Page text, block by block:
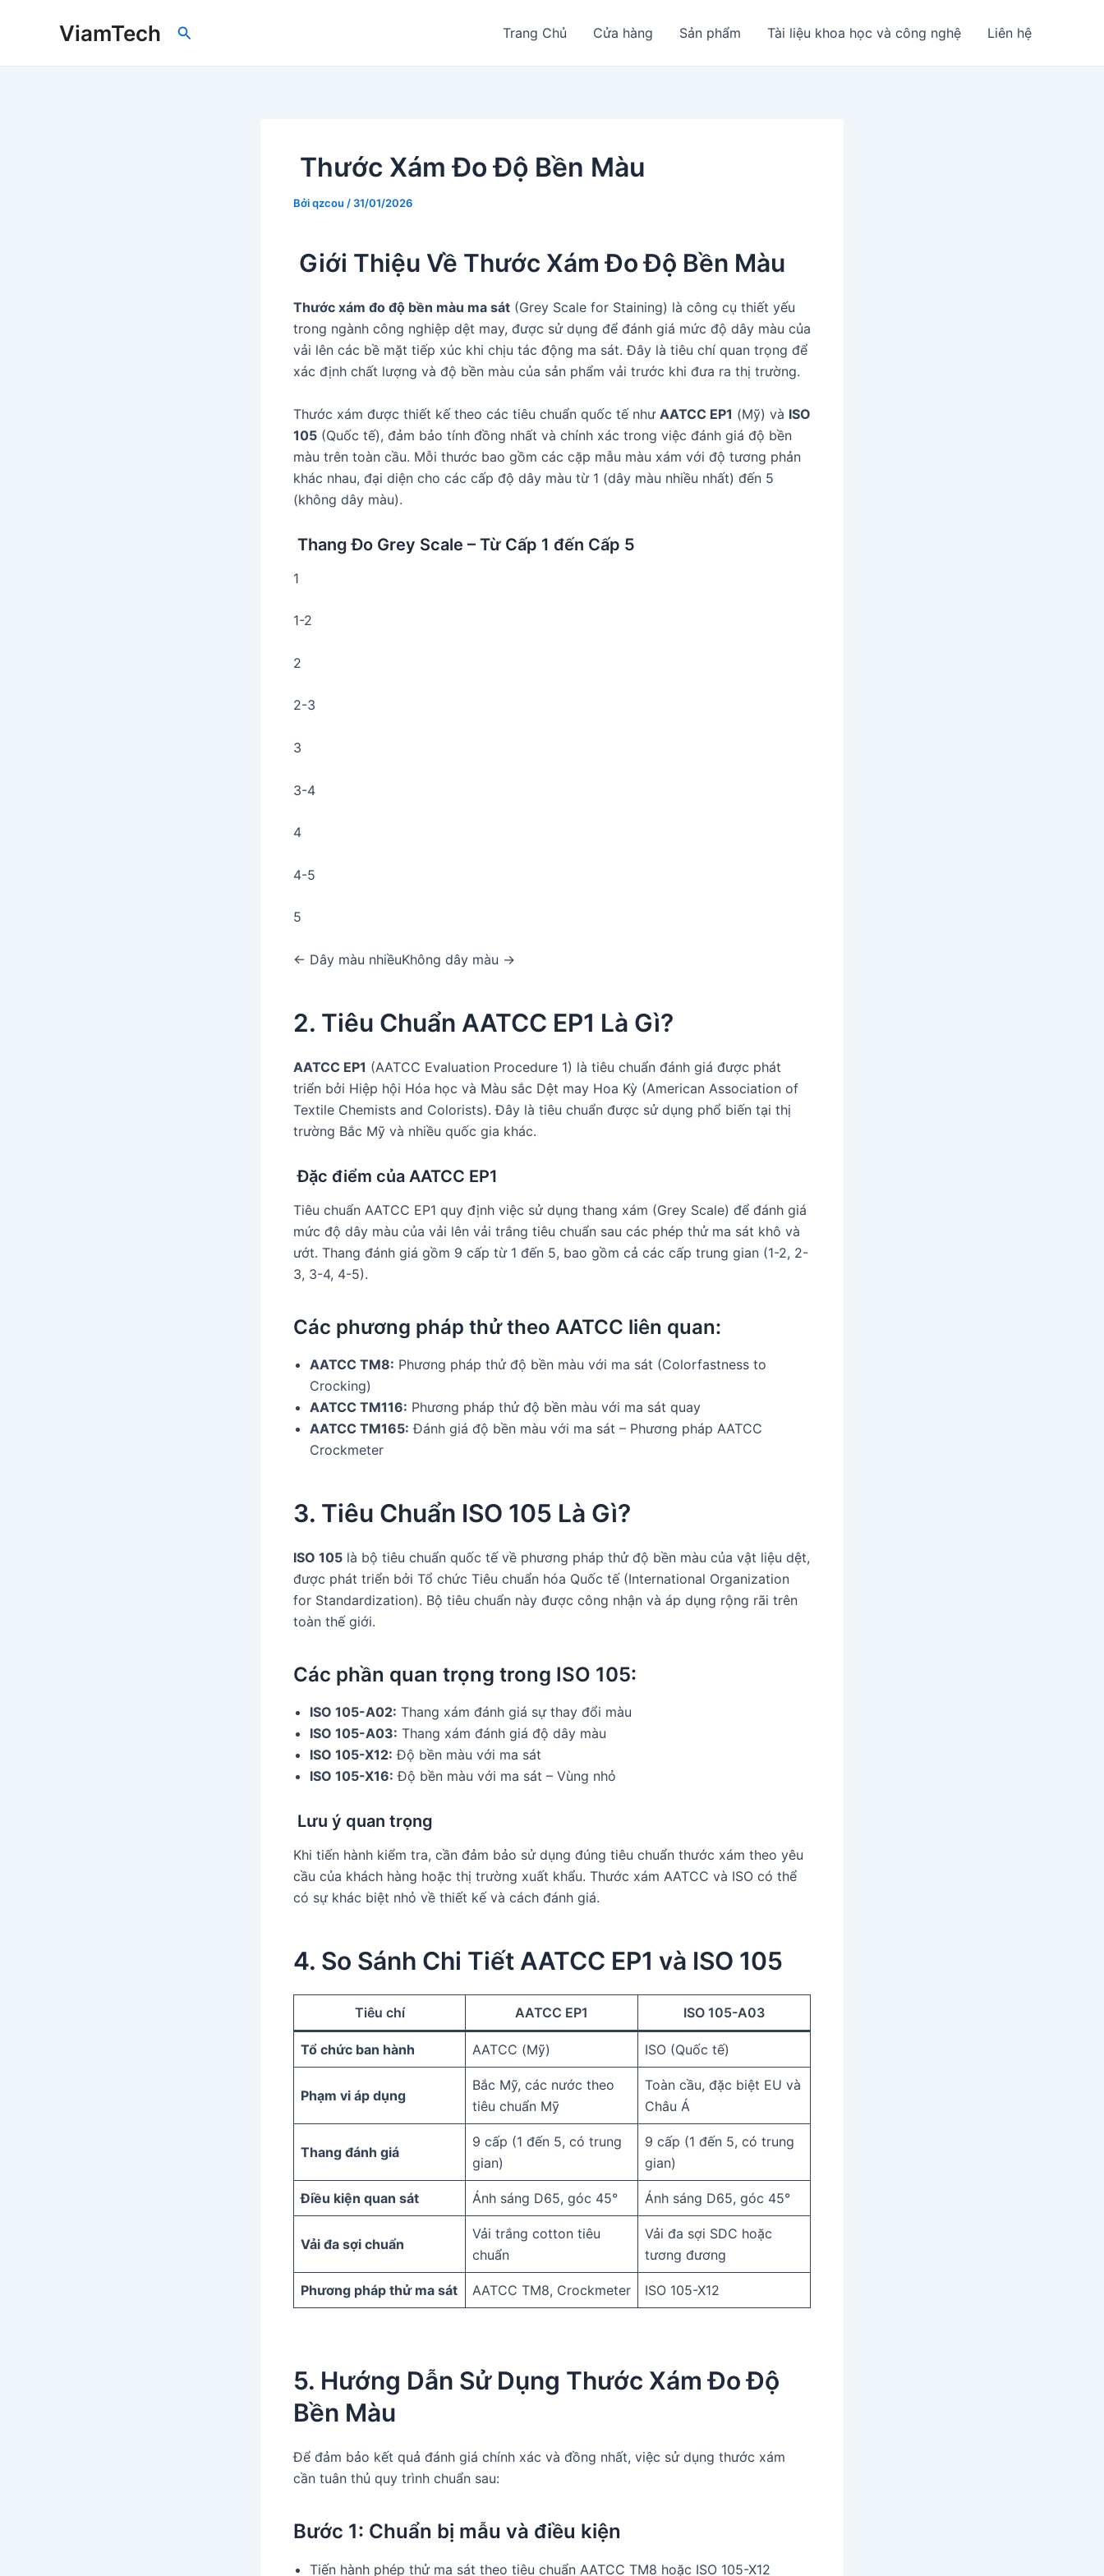
ViamTech
Tìm
Trang Chủ Cửa hàng Sản phẩm Tài liệu khoa học và công nghệ Liên hệ
Thước Xám Đo Độ Bền Màu
Bởiqzcou / 31/01/2026
Giới Thiệu Về Thước Xám Đo Độ Bền Màu
Thước xám đo độ bền màu ma sát (Grey Scale for Staining) là công cụ thiết yếu
trong ngành công nghiệp dệt may, được sử dụng để đánh giá mức độ dây màu của
vải lên các bề mặt tiếp xúc khi chịu tác động ma sát. Đây là tiêu chí quan trọng để
xác định chất lượng và độ bền màu của sản phẩm vải trước khi đưa ra thị trường.
Thước xám được thiết kế theo các tiêu chuẩn quốc tế như AATCC EP1 (Mỹ) và ISO
105 (Quốc tế), đảm bảo tính đồng nhất và chính xác trong việc đánh giá độ bền
màu trên toàn cầu. Mỗi thước bao gồm các cặp mẫu màu xám với độ tương phản
khác nhau, đại diện cho các cấp độ dây màu từ 1 (dây màu nhiều nhất) đến 5
(không dây màu).
Thang Đo Grey Scale – Từ Cấp 1 đến Cấp 5
1
1-2
2
2-3
3
3-4
4
4-5
5
← Dây màu nhiềuKhông dây màu →
2. Tiêu Chuẩn AATCC EP1 Là Gì?
AATCC EP1 (AATCC Evaluation Procedure 1) là tiêu chuẩn đánh giá được phát
triển bởi Hiệp hội Hóa học và Màu sắc Dệt may Hoa Kỳ (American Association of
Textile Chemists and Colorists). Đây là tiêu chuẩn được sử dụng phổ biến tại thị
trường Bắc Mỹ và nhiều quốc gia khác.
Đặc điểm của AATCC EP1
Tiêu chuẩn AATCC EP1 quy định việc sử dụng thang xám (Grey Scale) để đánh giá
mức độ dây màu của vải lên vải trắng tiêu chuẩn sau các phép thử ma sát khô và
ướt. Thang đánh giá gồm 9 cấp từ 1 đến 5, bao gồm cả các cấp trung gian (1-2, 2-
3, 3-4, 4-5).
Các phương pháp thử theo AATCC liên quan:
AATCC TM8: Phương pháp thử độ bền màu với ma sát (Colorfastness to
Crocking)
AATCC TM116: Phương pháp thử độ bền màu với ma sát quay
AATCC TM165: Đánh giá độ bền màu với ma sát – Phương pháp AATCC
Crockmeter
3. Tiêu Chuẩn ISO 105 Là Gì?
ISO 105 là bộ tiêu chuẩn quốc tế về phương pháp thử độ bền màu của vật liệu dệt,
được phát triển bởi Tổ chức Tiêu chuẩn hóa Quốc tế (International Organization
for Standardization). Bộ tiêu chuẩn này được công nhận và áp dụng rộng rãi trên
toàn thế giới.
Các phần quan trọng trong ISO 105:
ISO 105-A02: Thang xám đánh giá sự thay đổi màu
ISO 105-A03: Thang xám đánh giá độ dây màu
ISO 105-X12: Độ bền màu với ma sát
ISO 105-X16: Độ bền màu với ma sát – Vùng nhỏ
Lưu ý quan trọng
Khi tiến hành kiểm tra, cần đảm bảo sử dụng đúng tiêu chuẩn thước xám theo yêu
cầu của khách hàng hoặc thị trường xuất khẩu. Thước xám AATCC và ISO có thể
có sự khác biệt nhỏ về thiết kế và cách đánh giá.
4. So Sánh Chi Tiết AATCC EP1 và ISO 105
Tiêu chí AATCC EP1 ISO 105-A03
Tổ chức ban hành AATCC (Mỹ) ISO (Quốc tế)
Phạm vi áp dụng
Bắc Mỹ, các nước theo
tiêu chuẩn Mỹ
Toàn cầu, đặc biệt EU và
Châu Á
Thang đánh giá
9 cấp (1 đến 5, có trung
gian)
9 cấp (1 đến 5, có trung
gian)
Điều kiện quan sát Ánh sáng D65, góc 45° Ánh sáng D65, góc 45°
Vải đa sợi chuẩn
Vải trắng cotton tiêu
chuẩn
Vải đa sợi SDC hoặc
tương đương
Phương pháp thử ma sát AATCC TM8, Crockmeter ISO 105-X12
5. Hướng Dẫn Sử Dụng Thước Xám Đo Độ
Bền Màu
Để đảm bảo kết quả đánh giá chính xác và đồng nhất, việc sử dụng thước xám
cần tuân thủ quy trình chuẩn sau:
Bước 1: Chuẩn bị mẫu và điều kiện
Tiến hành phép thử ma sát theo tiêu chuẩn AATCC TM8 hoặc ISO 105-X12